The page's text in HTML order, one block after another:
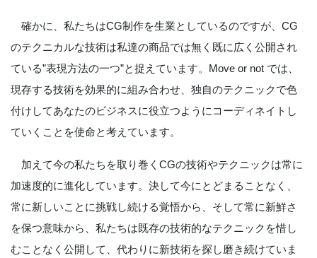
確かに、私たちはCG制作を生業としているのですが、CG
のテクニカルな技術は私達の商品では無く既に広く公開され
ている”表現方法の一つ”と捉えています。Move or not では、
現存する技術を効果的に組み合わせ、独自のテクニックで色
付けしてあなたのビジネスに役立つようにコーディネイトし
ていくことを使命と考えています。
加えて今の私たちを取り巻くCGの技術やテクニックは常に
加速度的に進化しています。決して今にとどまることなく、
常に新しいことに挑戦し続ける覚悟から、そして常に新鮮さ
を保つ意味から、私たちは既存の技術的なテクニックを惜し
むことなく公開して、代わりに新技術を探し磨き続けていま